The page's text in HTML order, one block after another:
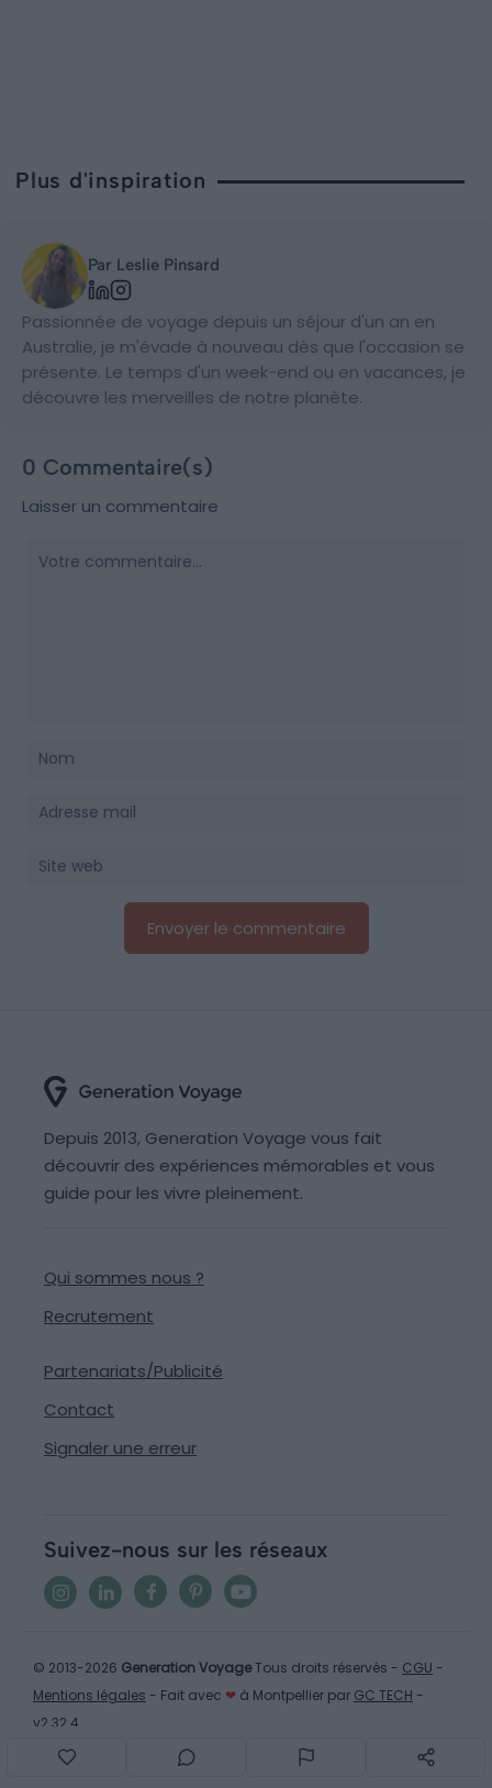
Plus d'inspiration
Par Leslie Pinsard
Passionnée de voyage depuis un séjour d'un an en
Australie, je m'évade à nouveau dès que l'occasion se
présente. Le temps d'un week-end ou en vacances, je
découvre les merveilles de notre planète.
0 Commentaire(s)
Laisser un commentaire
Depuis 2013, Generation Voyage vous fait
découvrir des expériences mémorables et vous
guide pour les vivre pleinement.
Qui sommes nous ?
Recrutement
Partenariats/Publicité
Contact
Signaler une erreur
Suivez-nous sur les réseaux
© 2013-2026 Generation VoyageTous droits réservés - CGU -
Mentions légales - Fait avec ❤ à Montpellier par GC TECH -
v2.32.4